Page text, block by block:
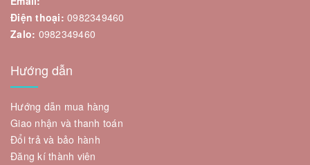
Điện thoại: 0982349460
Zalo: 0982349460
Hướng dẫn
Hướng dẫn mua hàng
Giao nhận và thanh toán
Đổi trả và bảo hành
Đăng kí thành viên